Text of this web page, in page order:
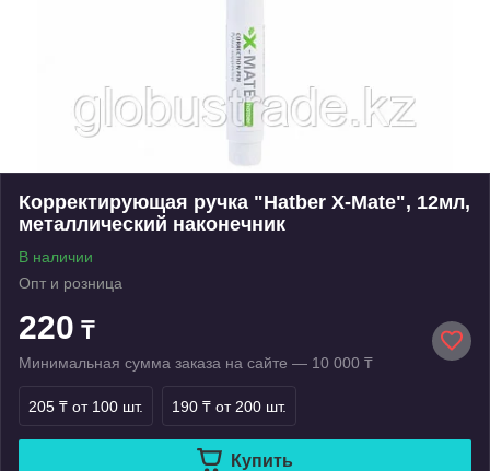
Корректирующая ручка "Hatber X-Mate", 12мл,
металлический наконечник
В наличии
Опт и розница
220 ₸
Минимальная сумма заказа на сайте — 10 000 ₸
205 ₸ от 100 шт. 190 ₸ от 200 шт.
Купить